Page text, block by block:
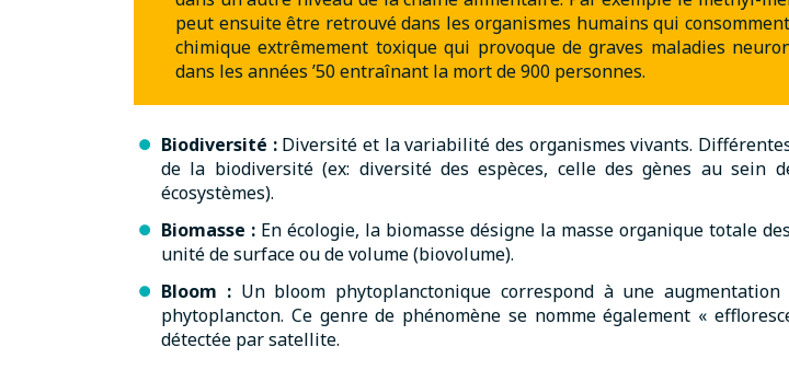
peut ensuite être retrouvé dans les organismes humains qui
chimique extrêmement toxique qui provoque de graves maladies
dans les années ’50 entraînant la mort de 900 personnes.
Biodiversité :Diversité et la variabilité des organismes vivants.
de la biodiversité (ex: diversité des espèces, celle des gènes au sein
écosystèmes).
Biomasse : En écologie, la biomasse désigne la masse organique totale
unité de surface ou de volume (biovolume).
Bloom : Un bloom phytoplanctonique correspond à une
phytoplancton. Ce genre de phénomène se nomme également «
détectée par satellite.